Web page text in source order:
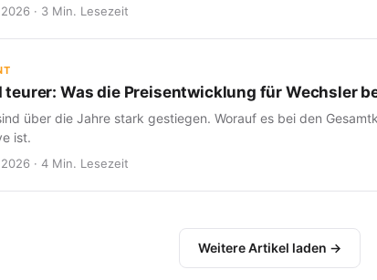
· 3 Min. Lesezeit
Was die Preisentwicklung für Wechsler
über die Jahre stark gestiegen. Worauf es bei den
ist.
· 4 Min. Lesezeit
Weitere Artikel laden →